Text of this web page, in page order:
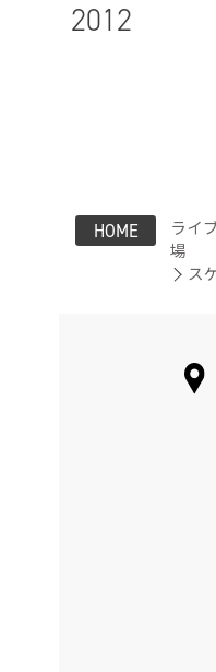
2012
HOME
ライ
場
ス